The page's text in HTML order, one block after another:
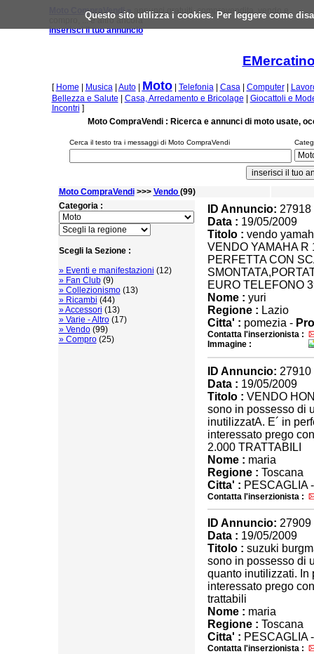
Questo sito utilizza i cookies. Per leggere come
Moto CompraVendi »annunci gratuiti, compravendita, vendo e
compro, ... e altro ancora
inserisci il tuo annuncio
[ Home Musica| Auto| Moto| Telefonia| Casa| Computer|
Bellezza e Salute
Casa, Arredamento e Bricolage
Giocattoli e
Incontri ]
Moto CompraVendi : Ricerca e annunci di moto usate,
Cerca il testo tra i messaggi di Moto CompraVendi
Moto CompraVendi>>> Vendo (99)
Categoria :
Scegli la Sezione :
» Eventi e manifestazioni (12)
» Fan Club(9)
» Collezionismo(13)
» Ricambi (44)
» Accessori (13)
» Varie - Altro(17)
» Vendo(99)
» Compro(25)
ID Annuncio: 27918
Data : 19/05/2009
Titolo : vendo
VENDO YAMAHA R
PERFETTA CON
EURO TELEFONO
Nome : yuri
Regione : Lazio
Citta' : pomezia -
Contatta l'inserzionista :
Immagine :
ID Annuncio: 27910
Data : 19/05/2009
Titolo : VENDO
sono in possesso di
inutilizzatA. E´ in
interessato prego
2.000 TRATTABILI
Nome : maria
Regione : Toscana
Citta' : PESCAGLIA
Contatta l'inserzionista :
ID Annuncio: 27909
Data : 19/05/2009
Titolo : suzuki
sono in possesso di
quanto inutilizzati. In
interessato prego
trattabili
Nome : maria
Regione : Toscana
Citta' : PESCAGLIA
Contatta l'inserzionista :